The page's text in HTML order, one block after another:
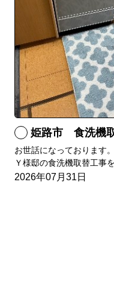
姫路市 食洗機
お世話になっております
Ｙ様邸の食洗機取替工事を
2026年07月31日